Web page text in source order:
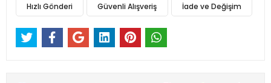
Hızlı Gönderi Güvenli Alışveriş İade ve Değişim